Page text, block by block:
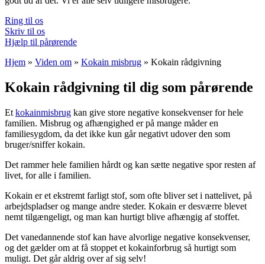
Ring til os
Skriv til os
Hjælp til pårørende
Hjem » Viden om » Kokain misbrug » Kokain rådgivning
Kokain rådgivning til dig som pårørende
Et kokainmisbrug kan give store negative konsekvenser for hele
familien. Misbrug og afhængighed er på mange måder en
familiesygdom, da det ikke kun går negativt udover den som
bruger/sniffer kokain.
Det rammer hele familien hårdt og kan sætte negative spor resten af
livet, for alle i familien.
Kokain er et ekstremt farligt stof, som ofte bliver set i nattelivet, på
arbejdspladser og mange andre steder. Kokain er desværre blevet
nemt tilgængeligt, og man kan hurtigt blive afhængig af stoffet.
Det vanedannende stof kan have alvorlige negative konsekvenser,
og det gælder om at få stoppet et kokainforbrug så hurtigt som
muligt. Det går aldrig over af sig selv!